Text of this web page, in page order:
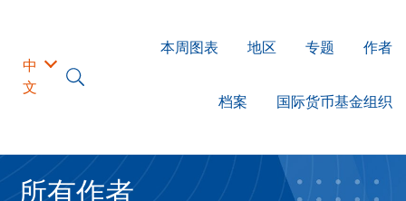
中
文
本周图表 地区 专题 作者
档案 国际货币基金组织